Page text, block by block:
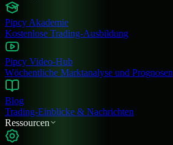
Pipcy Akademie
Kostenlose Trading-Ausbildung
Pipcy Video-Hub
Wöchentliche Marktanalyse und Prognosen
Blog
Trading-Einblicke & Nachrichten
Ressourcen